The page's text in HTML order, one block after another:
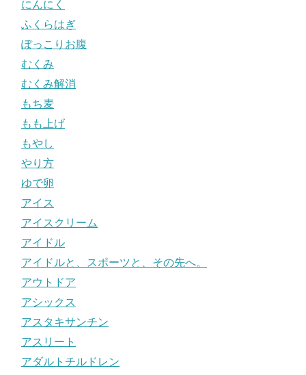
にんにく
ふくらはぎ
ぽっこりお腹
むくみ
むくみ解消
もち麦
もも上げ
もやし
やり方
ゆで卵
アイス
アイスクリーム
アイドル
アイドルと、スポーツと、その先へ。
アウトドア
アシックス
アスタキサンチン
アスリート
アダルトチルドレン